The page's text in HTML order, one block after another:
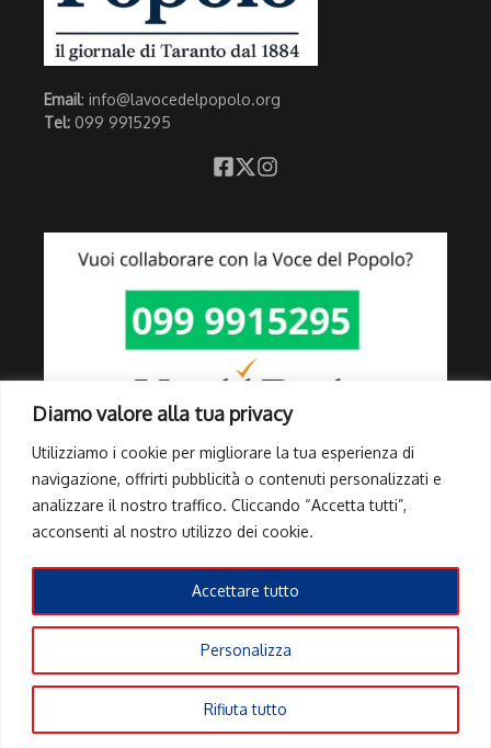
Diamo valore alla tua privacy
Utilizziamo i cookie per migliorare la tua esperienza di
navigazione, offrirti pubblicità o contenuti personalizzati e
analizzare il nostro traffico. Cliccando “Accetta tutti”,
acconsenti al nostro utilizzo dei cookie.
Personalizza
Rifiuta tutto
Accettare tutto
Email: info@lavocedelpopolo.org
Tel: 099 9915295
Link Utili
Info Pubblicità elettorale
Copyright © 2026 Tutti i diritti riservati | Powered by
notizie X